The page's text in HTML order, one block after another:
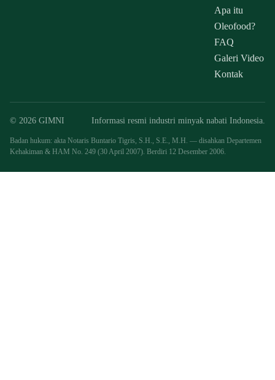
Apa itu
Oleofood?
FAQ
Galeri Video
Kontak
© 2026 GIMNI Informasi resmi industri minyak nabati Indonesia.
Badan hukum: akta Notaris Buntario Tigris, S.H., S.E., M.H. — disahkan Departemen
Kehakiman & HAM No. 249 (30 April 2007). Berdiri 12 Desember 2006.